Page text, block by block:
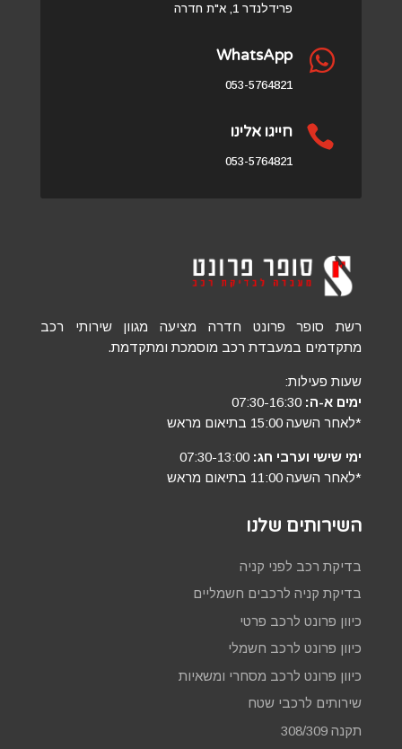
פרידלנדר 1, א"ת חדרה

WhatsApp
053-5764821
 חייגו אלינו
053-5764821
רשת סופר פרונט חדרה מציעה מגוון שירותי רכב
מתקדמים במעבדת רכב מוסמכת ומתקדמת.
שעות פעילות:
ימים א-ה:
*לאחר השעה 15:00 בתיאום מראש
ימי שישי וערבי חג:
*לאחר השעה 11:00 בתיאום מראש
השירותים שלנו
בדיקת רכב לפני קניה
בדיקת קניה לרכבים חשמליים
כיוון פרונט לרכב פרטי
כיוון פרונט לרכב חשמלי
כיוון פרונט לרכב מסחרי ומשאיות
שירותים לרכבי שטח
תקנה 308/309